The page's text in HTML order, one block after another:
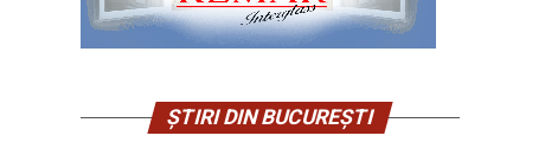
ȘTIRI DIN BUCUREȘTI